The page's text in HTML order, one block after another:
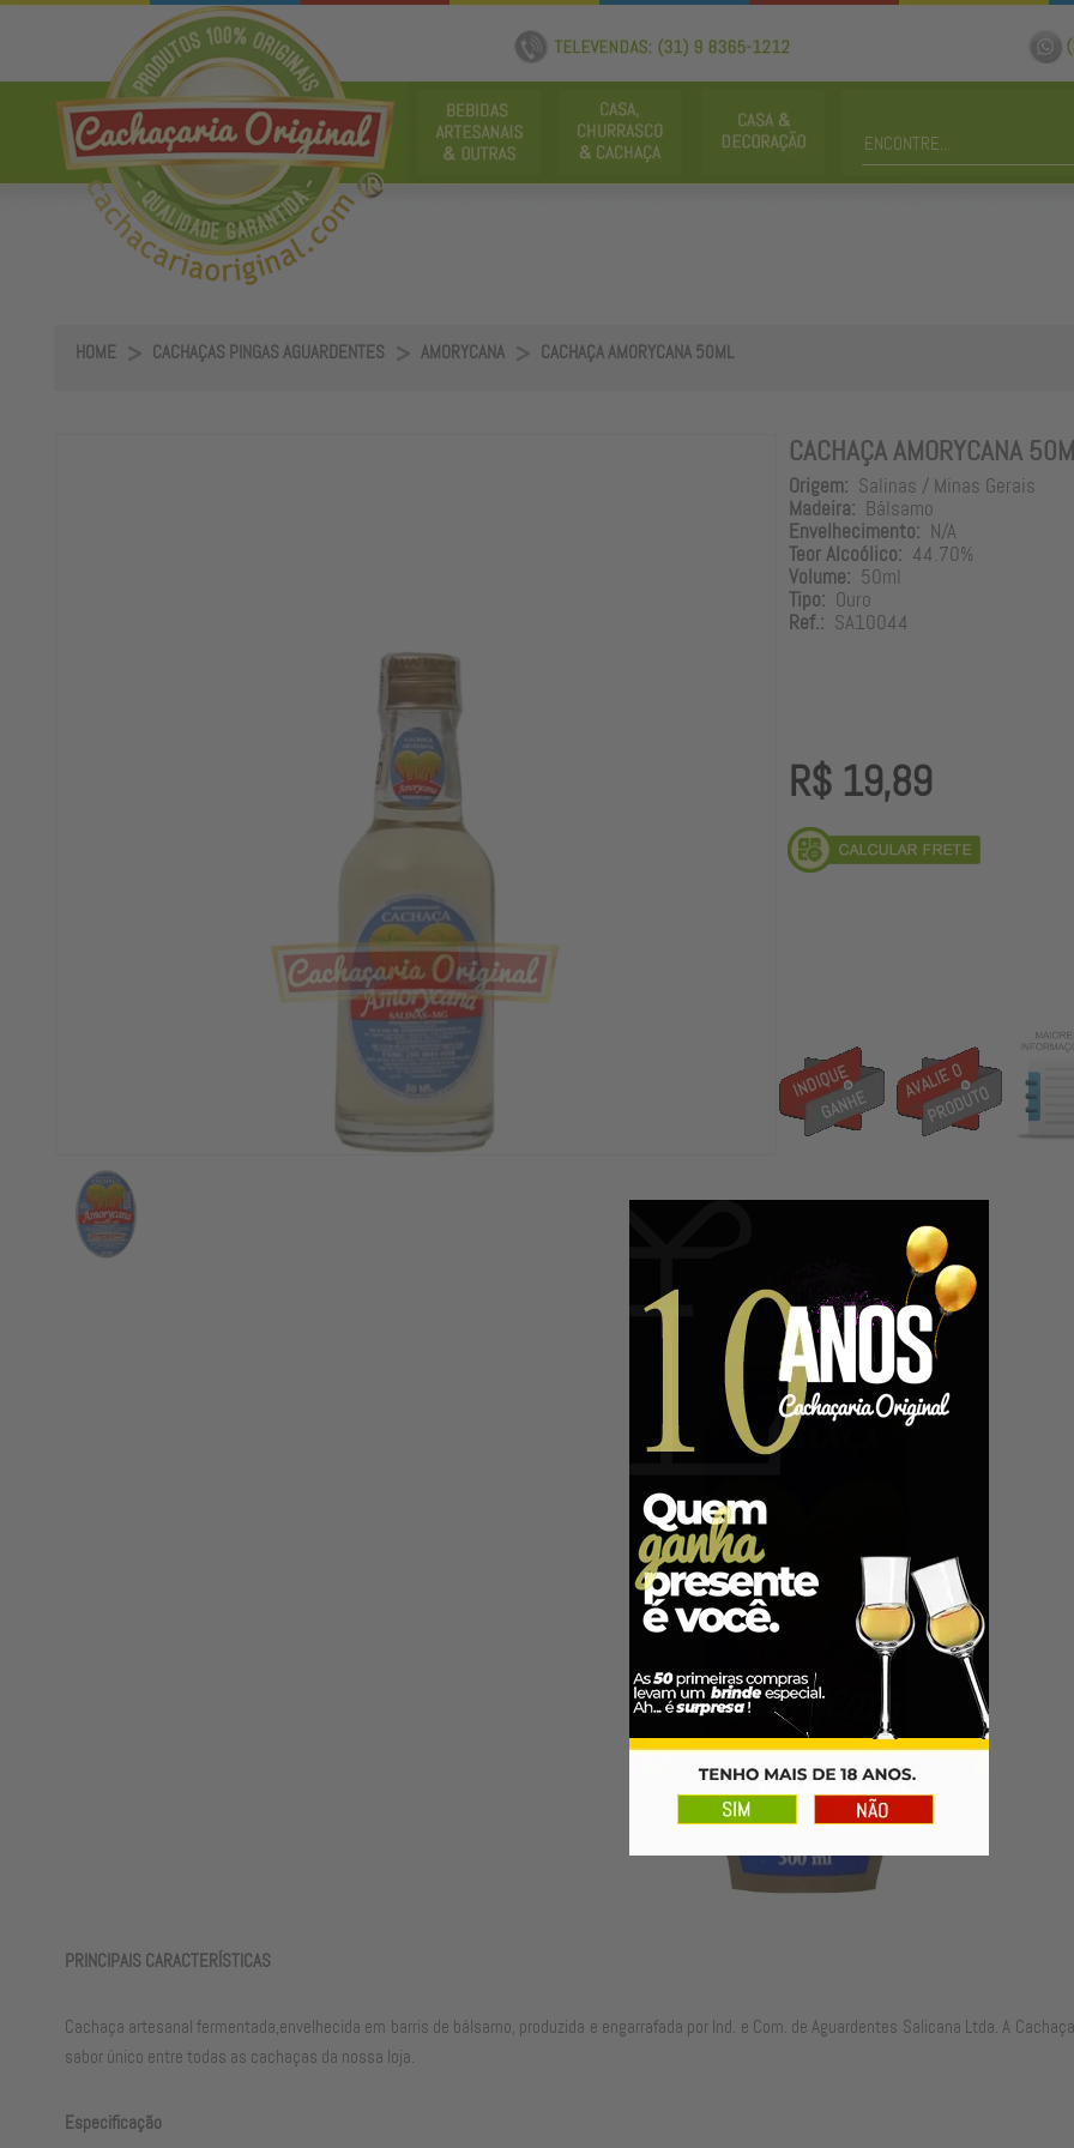
HOME CACHAÇAS PINGAS AGUARDENTES AMORYCANA CACHAÇA AMORYCANA 50ML
CACHAÇA AMORYCANA
Origem: Salinas / Minas Gerais
Madeira: Bálsamo
Envelhecimento: N/A
Teor Alcoólico: 44.70%
Volume: 50ml
Tipo: Ouro
Ref.: SA10044
R$ 19,89
PRINCIPAIS CARACTERÍSTICAS
Cachaça artesanal fermentada,envelhecida em barris de bálsamo, produzida e engarrafada por Ind. e Com. de Aguardentes Salicana Ltda. A
sabor único entre todas as cachaças da nossa loja.
Especificação